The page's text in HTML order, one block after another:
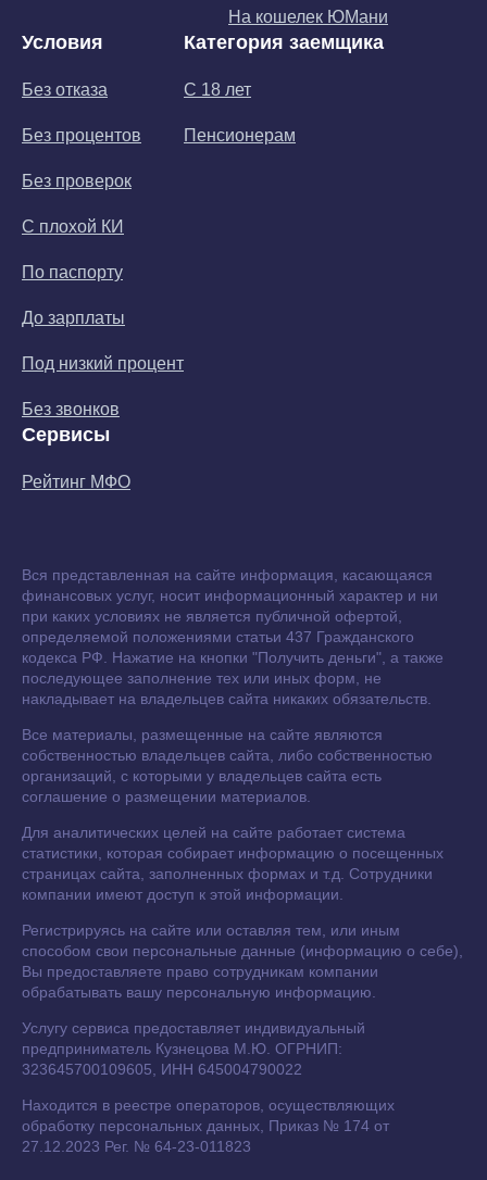
На кошелек ЮМани
Условия
Без отказа
Без процентов
Без проверок
С плохой КИ
По паспорту
До зарплаты
Под низкий процент
Без звонков
Категория заемщика
С 18 лет
Пенсионерам
Сервисы
Рейтинг МФО
Вся представленная на сайте информация, касающаяся
финансовых услуг, носит информационный характер и ни
при каких условиях не является публичной офертой,
определяемой положениями статьи 437 Гражданского
кодекса РФ. Нажатие на кнопки "Получить деньги", а также
последующее заполнение тех или иных форм, не
накладывает на владельцев сайта никаких обязательств.
Все материалы, размещенные на сайте являются
собственностью владельцев сайта, либо собственностью
организаций, с которыми у владельцев сайта есть
соглашение о размещении материалов.
Для аналитических целей на сайте работает система
статистики, которая собирает информацию о посещенных
страницах сайта, заполненных формах и т.д. Сотрудники
компании имеют доступ к этой информации.
Регистрируясь на сайте или оставляя тем, или иным
способом свои персональные данные (информацию о себе),
Вы предоставляете право сотрудникам компании
обрабатывать вашу персональную информацию.
Услугу сервиса предоставляет индивидуальный
предприниматель Кузнецова М.Ю. ОГРНИП:
323645700109605, ИНН 645004790022
Находится в реестре операторов, осуществляющих
обработку персональных данных, Приказ № 174 от
27.12.2023 Рег. № 64-23-011823